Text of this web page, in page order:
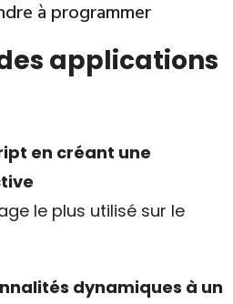
à programmer
applications
en créant une
le plus utilisé sur le
dynamiques à un